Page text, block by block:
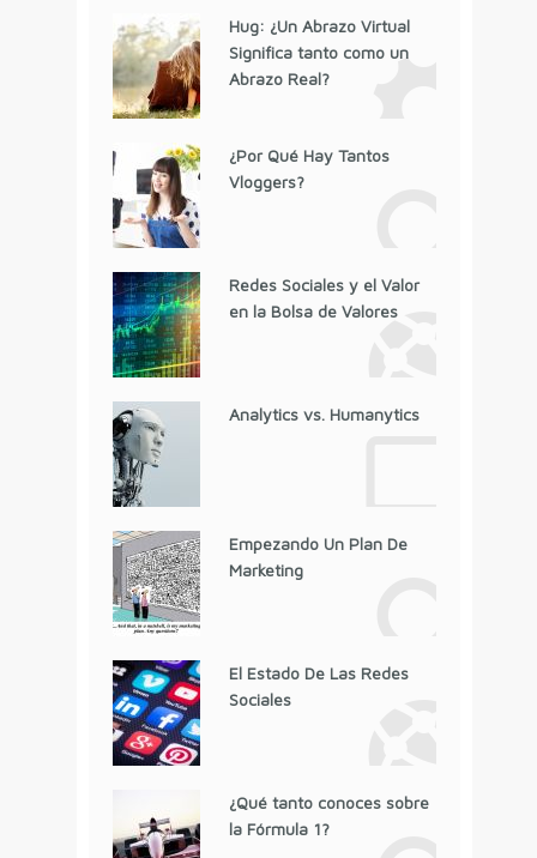
Hug: ¿Un Abrazo Virtual
Significa tanto como un
Abrazo Real?
¿Por Qué Hay Tantos
Vloggers?
Redes Sociales y el Valor
en la Bolsa de Valores
Analytics vs. Humanytics
Empezando Un Plan De
Marketing
El Estado De Las Redes
Sociales
¿Qué tanto conoces sobre
la Fórmula 1?